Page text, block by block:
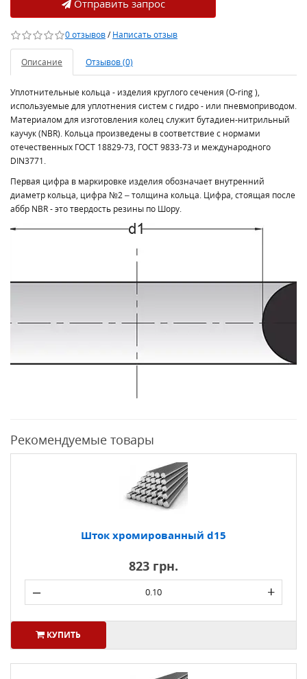
Отправить запрос
0 отзывов/Написать отзыв
Описание Отзывов (0)
Уплотнительные кольца - изделия круглого сечения (O-ring ),
используемые для уплотнения систем с гидро - или пневмоприводом.
Материалом для изготовления колец служит бутадиен-нитрильный
каучук (NBR). Кольца произведены в соответствие с нормами
отечественных ГОСТ 18829-73, ГОСТ 9833-73 и международного
DIN3771.
Первая цифра в маркировке изделия обозначает внутренний
диаметр кольца, цифра №2 – толщина кольца. Цифра, стоящая после
аббр NBR - это твердость резины по Шору.
Рекомендуемые товары
Шток хромированный d15
823 грн.
– +
КУПИТЬ